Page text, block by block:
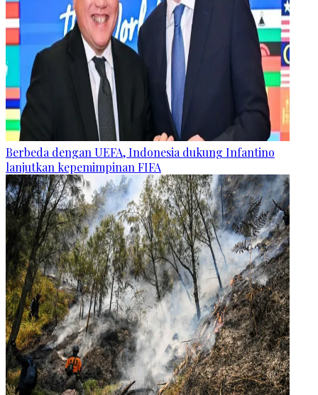
Berbeda dengan UEFA, Indonesia dukung Infantino
lanjutkan kepemimpinan FIFA